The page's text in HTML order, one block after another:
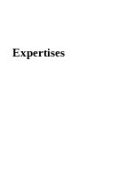
Expertises